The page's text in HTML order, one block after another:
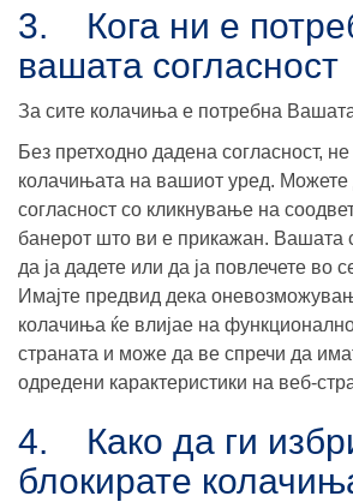
3. Кога ни е
вашата согласност
За сите колачиња е потребна Вашата
Без претходно дадена согласност,
колачињата на вашиот уред. Можете
согласност со кликнување на
банерот што ви е прикажан. Вашата
да ја дадете или да ја повлечете во
Имајте предвид дека
колачиња ќе влијае на
страната и може да ве спречи да
одредени карактеристики на веб-
4. Како да ги
блокирате